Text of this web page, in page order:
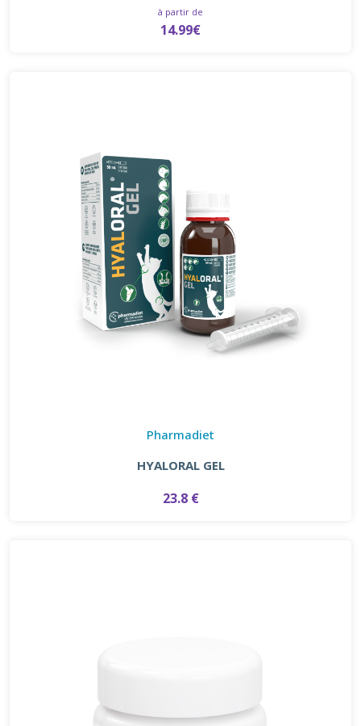
à partir de
14.99€
Pharmadiet
HYALORAL GEL
23.8 €